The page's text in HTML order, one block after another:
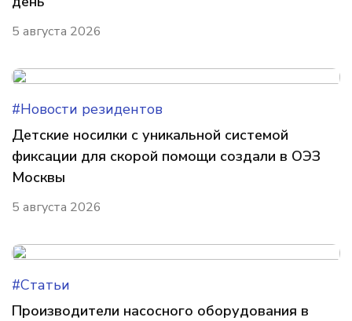
5 августа 2026
#Новости резидентов
Детские носилки с уникальной системой
фиксации для скорой помощи создали в ОЭЗ
Москвы
5 августа 2026
#Статьи
Производители насосного оборудования в